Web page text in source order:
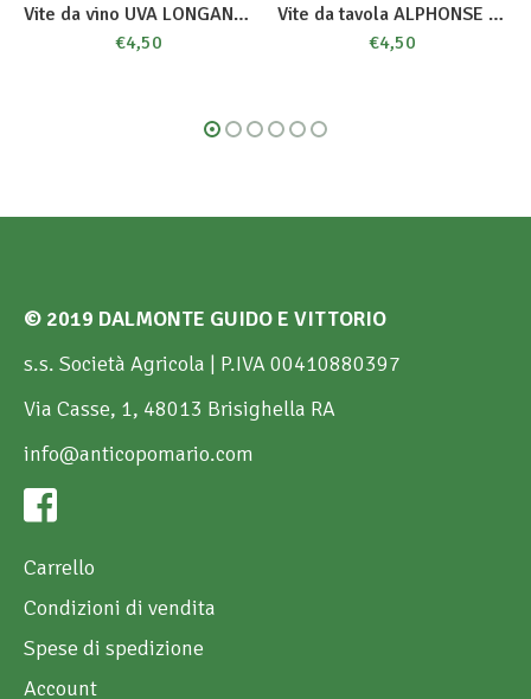
Vite da vino UVA LONGANESI
€4,50
Vite da tavola ALPHONSE LAVALLE
€4,50
© 2019 DALMONTE GUIDO E VITTORIO
s.s. Società Agricola | P.IVA 00410880397
Via Casse, 1, 48013 Brisighella RA
info@anticopomario.com
Carrello
Condizioni di vendita
Spese di spedizione
Account